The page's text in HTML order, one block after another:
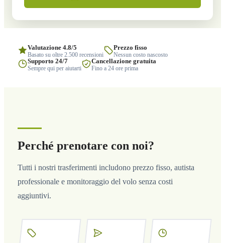
Valutazione 4.8/5
Basato su oltre 2.500 recensioni
Prezzo fisso
Nessun costo nascosto
Supporto 24/7
Sempre qui per aiutarti
Cancellazione gratuita
Fino a 24 ore prima
Perché prenotare con noi?
Tutti i nostri trasferimenti includono prezzo fisso, autista
professionale e monitoraggio del volo senza costi
aggiuntivi.